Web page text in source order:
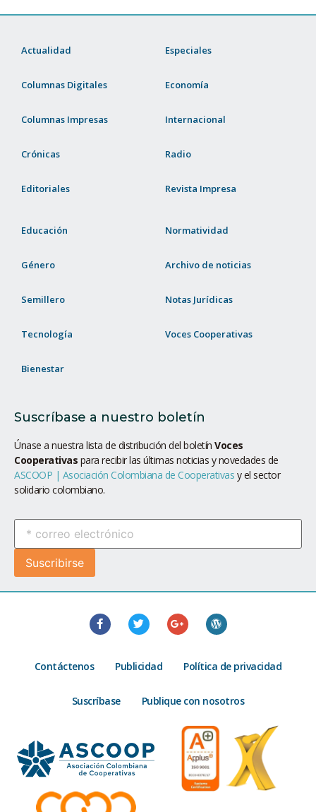
Actualidad
Columnas Digitales
Columnas Impresas
Crónicas
Editoriales
Especiales
Economía
Internacional
Radio
Revista Impresa
Educación
Género
Semillero
Tecnología
Bienestar
Normatividad
Archivo de noticias
Notas Jurídicas
Voces Cooperativas
Suscríbase a nuestro boletín
Únase a nuestra lista de distribución del boletín Voces
Cooperativas para recibir las últimas noticias y novedades de
ASCOOP | Asociación Colombiana de Cooperativas y el sector
solidario colombiano.
Contáctenos Publicidad Política de privacidad
Suscríbase Publique con nosotros